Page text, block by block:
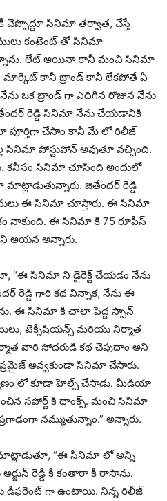
సినిమా తర్వాత, చేస్తే
కంటెంట్ తో సినిమా
లేట్ అయినా కానీ మంచి సినిమా
కానీ బ్రాండ్ కానీ లేకపోతే ఏ
ఒక బ్రాండ్ గా ఎదిగిన రోజున నేను
రెడ్డి సినిమా నేను చేయడానికి
చేసాం కానీ మే లో రిలీజ్
సినిమా పోస్టుపోన్ అవుతూ వచ్చింది.
కనీసం సినిమా చూసింది అందులో
జితేందర్ రెడ్డి
ఈ సినిమా చూస్తారు. ఈ సినిమా
నాకుంది. ఈ సినిమా కి 75 రూపీస్
అయన అన్నారు.
“ఈ సినిమా ని డైరెక్ట్ చేయడం నేను
రెడ్డి గారి కథ విన్నాక, నేను ఈ
ఈ సినిమా కి చాలా పెద్ద స్పాన్
టెక్నీషియన్స్ మరియు నిర్మాత
వారి సోదరుడి కథ చెపుదాం అని
అవ్వకుండా సినిమా చేసారు.
లో కూడా హెల్ప్ చేసాడు. మీడియా
సపోర్ట్ కి థాంక్స్. మంచి సినిమా
నమ్ముతున్నాం.” అన్నారు.
“ఈ సినిమా లో అన్ని
రెడ్డి కి కంతారా కి రాసాను.
గా ఉంటాయి. నిన్న రిలీజ్